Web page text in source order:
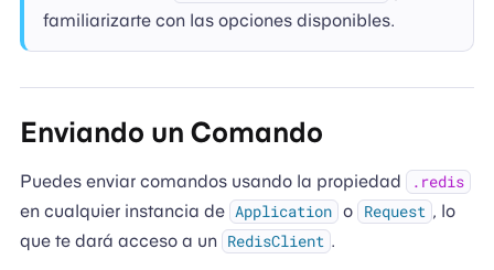
familiarizarte con las opciones disponibles.
Enviando un Comando
Puedes enviar comandos usando la propiedad .redis
en cualquier instancia de Application o Request , lo
que te dará acceso a un RedisClient .